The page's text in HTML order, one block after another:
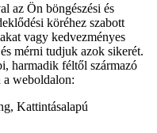
az Ön böngészési és
köréhez szabott
vagy kedvezményes
mérni tudjuk azok sikerét.
harmadik féltől származó
a weboldalon:
Kattintásalapú